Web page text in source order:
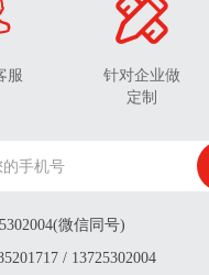
服
针对企业做
定制
微信同号)
/ 13725302004